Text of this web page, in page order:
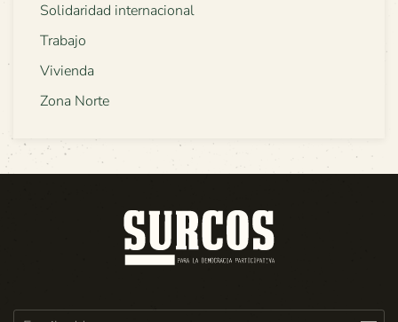
Solidaridad internacional
Trabajo
Vivienda
Zona Norte